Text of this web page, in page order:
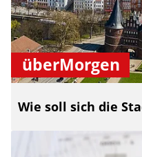
überMorgen
Wie soll sich die